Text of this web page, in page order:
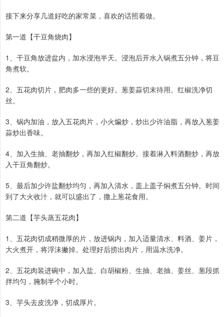
接下来分享几道好吃的家常菜，喜欢的话照着做。
第一道【干豆角烧肉】
1、干豆角放进盆内，加水浸泡半天。浸泡后开水入锅煮五分钟，将豆
角煮软。
2、五花肉切片，肥肉多一些的更好。葱姜蒜切末待用。红椒洗净切
丝。
3、锅内加油，放入五花肉片，小火煸炒，炒出少许油脂，再放入葱姜
蒜炒出香味。
4、加入生抽、老抽翻炒，再加入红椒翻炒。接着淋入料酒翻炒，再放
入干豆角翻炒。
5、最后加少许盐翻炒均匀，再加入清水，盖上盖子焖煮五分钟。时间
到了大火收汁，就可以盛出了，撒上葱花食用。
第二道【芋头蒸五花肉】
1、五花肉切成稍微厚的片，放进锅内，加入适量清水、料酒、姜片，
大火煮开，将浮沫撇掉。处理好后捞出肉片，用温水洗净。
2、五花肉装进碗中，加入盐、白胡椒粉、生抽、老抽、姜丝、葱段抓
拌均匀，腌制半个小时。
3、芋头去皮洗净，切成厚片。